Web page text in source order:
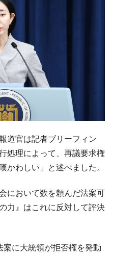
備】2026年07月は4,279億ド
」
朝鮮なのか。選管がサーバ
明白だ」
そく不動産対策で浅薄な発
同じく」投資に不適格な国
金の保有量を増やしま
手段ではないのか？
「1日当たり1,214.4億ド
に強く左右される状態
ンクラ政策室長が告発され
操作であり、空前の国政壟
「丸刈りになって抗議活
道官は記者ブリーフィン
処理によって、再議要求権
かわしい」と述べました。
において数を頼んだ法案可
力』はこれに反対して評決
に大統領が拒否権を発動